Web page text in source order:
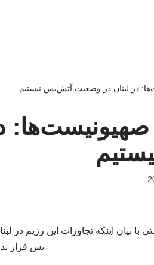
در لبنان در وضعیت آتش‌بس نیستیم
با بیان اینکه تجاوزات این رژیم در
بس قرار